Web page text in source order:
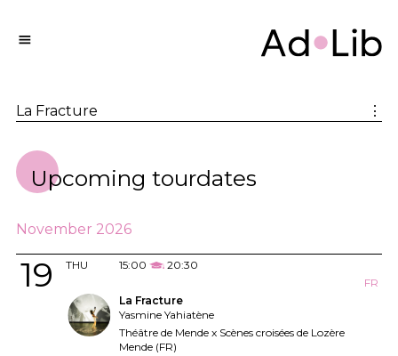
La Fracture ⋮
Upcoming tourdates
November 2026
THU
19 15:00
20:30
FR
La Fracture
Yasmine Yahiatène
Théâtre de Mende x Scènes croisées de Lozère
Mende (FR)